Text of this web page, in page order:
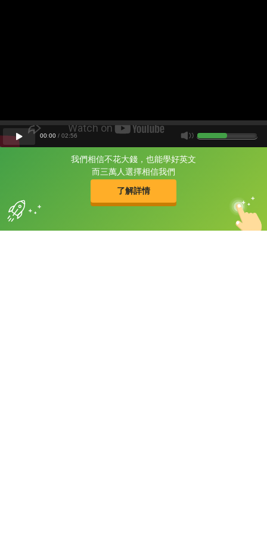
我們相信不花大錢，也能學好英文
而三萬人選擇相信我們
了解詳情
片尾有
攻其不背
的品牌故事
00:00 / 02:56